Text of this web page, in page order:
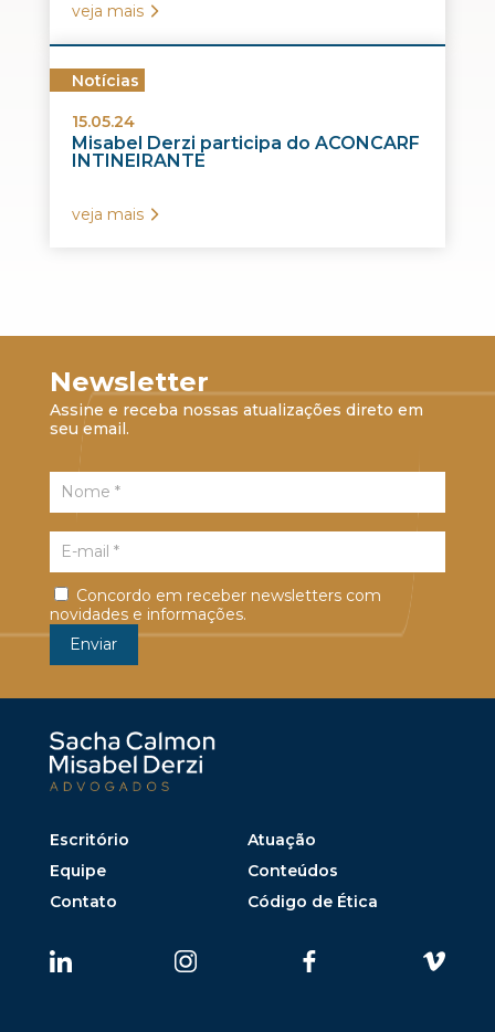
veja mais
Notícias
15.05.24
Misabel Derzi participa do ACONCARF
INTINEIRANTE
veja mais
Newsletter
Assine e receba nossas atualizações direto em
seu email.
Concordo em receber newsletters com
novidades e informações.
Escritório
Atuação
Equipe
Conteúdos
Contato
Código de Ética